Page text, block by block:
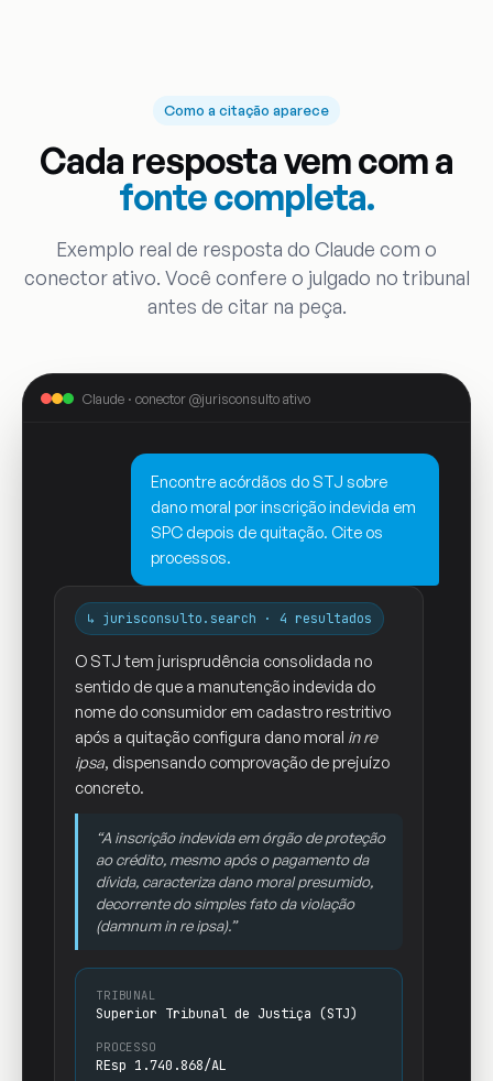
Como a citação aparece
Cada resposta vem com a
fonte completa.
Exemplo real de resposta do Claude com o
conector ativo. Você confere o julgado no tribunal
antes de citar na peça.
Claude · conector @jurisconsulto ativo
Encontre acórdãos do STJ sobre
dano moral por inscrição indevida em
SPC depois de quitação. Cite os
processos.
↳ jurisconsulto.search · 4 resultados
O STJ tem jurisprudência consolidada no
sentido de que a manutenção indevida do
nome do consumidor em cadastro restritivo
após a quitação configura dano moral in re
ipsa, dispensando comprovação de prejuízo
concreto.
“A inscrição indevida em órgão de proteção
ao crédito, mesmo após o pagamento da
dívida, caracteriza dano moral presumido,
decorrente do simples fato da violação
(damnum in re ipsa).”
TRIBUNAL
Superior Tribunal de Justiça (STJ)
PROCESSO
REsp 1.740.868/AL